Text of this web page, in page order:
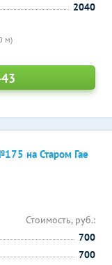
м)
2040
на Старом Гае
Стоимость, руб.:
700
700